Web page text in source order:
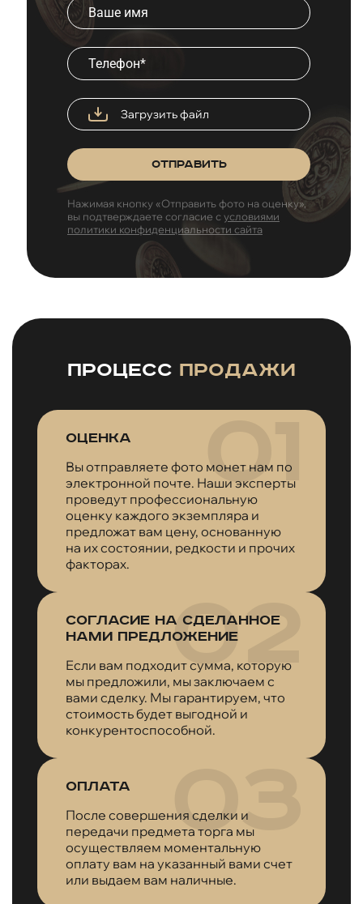
Загрузить файл
Отправить
Нажимая кнопку «Отправить фото на оценку»,
вы подтверждаете согласие сусловиями
политики конфиденциальности сайта
Процесс продажи
Оценка
Вы отправляете фото монет нам по
электронной почте. Наши эксперты
проведут профессиональную
оценку каждого экземпляра и
предложат вам цену, основанную
на их состоянии, редкости и прочих
факторах.
Согласие на сделанное
нами предложение
Если вам подходит сумма, которую
мы предложили, мы заключаем с
вами сделку. Мы гарантируем, что
стоимость будет выгодной и
конкурентоспособной.
Оплата
После совершения сделки и
передачи предмета торга мы
осуществляем моментальную
оплату вам на указанный вами счет
или выдаем вам наличные.